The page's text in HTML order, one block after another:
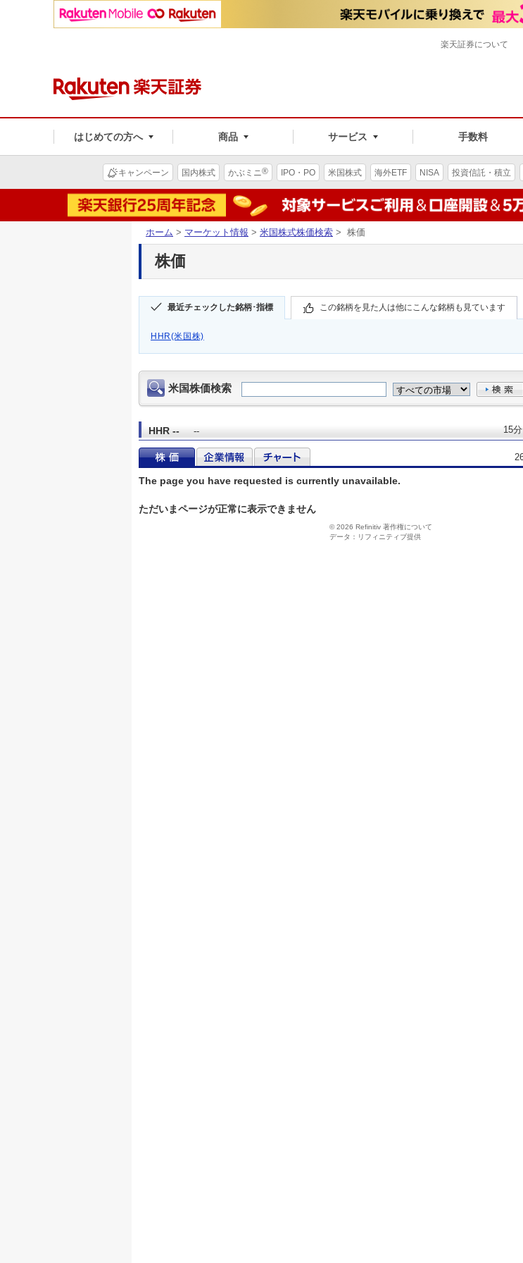
はじめての方へ 商品 サービス 手数料
楽天証券について
キャンペーン 国内株式 かぶミニ® IPO・PO 米国株式 海外ETF NISA 投資信託・積立
ホーム > マーケット情報 > 米国株式株価検索 > 株価
株価
最近チェックした銘柄･指標 この銘柄を見た人は他にこんな銘柄も見ています
HHR(米国株)